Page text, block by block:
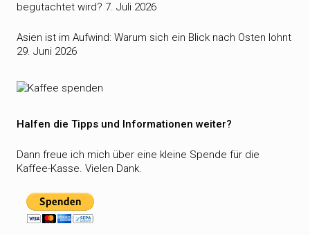
begutachtet wird? 7. Juli 2026
Asien ist im Aufwind: Warum sich ein Blick nach Osten lohnt
29. Juni 2026
Halfen die Tipps und Informationen weiter?
Dann freue ich mich über eine kleine Spende für die
Kaffee-Kasse. Vielen Dank.